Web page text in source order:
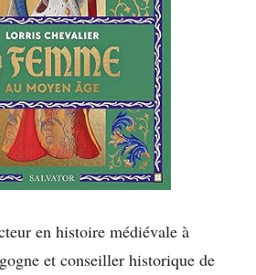
en histoire médiévale à
et conseiller historique de